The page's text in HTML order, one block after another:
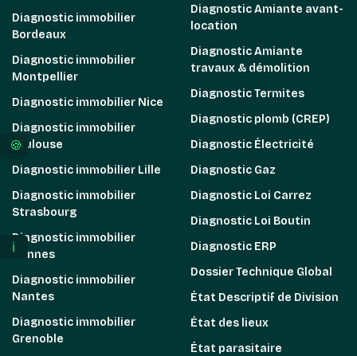
Diagnostic immobilier
Bordeaux
Diagnostic immobilier
Montpellier
Diagnostic immobilier Nice
Diagnostic immobilier
Toulouse
Diagnostic immobilier Lille
Diagnostic immobilier
Strasbourg
Diagnostic immobilier
Rennes
Diagnostic immobilier
Nantes
Diagnostic immobilier
Grenoble
Diagnostic Amiante avant-
location
Diagnostic Amiante
travaux & démolition
Diagnostic Termites
Diagnostic plomb (CREP)
Diagnostic Électricité
Diagnostic Gaz
Diagnostic Loi Carrez
Diagnostic Loi Boutin
Diagnostic ERP
Dossier Technique Global
État Descriptif de Division
État des lieux
État parasitaire
ℹ️